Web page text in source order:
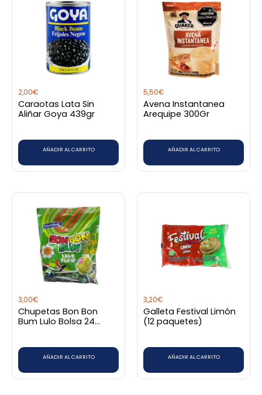
2,00€
Caraotas Lata Sin
Aliñar Goya 439gr
AÑADIR AL CARRITO
5,50€
Avena Instantanea
Arequipe 300Gr
AÑADIR AL CARRITO
3,00€
Chupetas Bon Bon
Bum Lulo Bolsa 24
AÑADIR AL CARRITO
3,20€
Galleta Festival Limón
(12 paquetes)
AÑADIR AL CARRITO